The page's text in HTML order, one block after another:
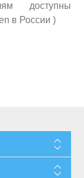
доступны
в России )